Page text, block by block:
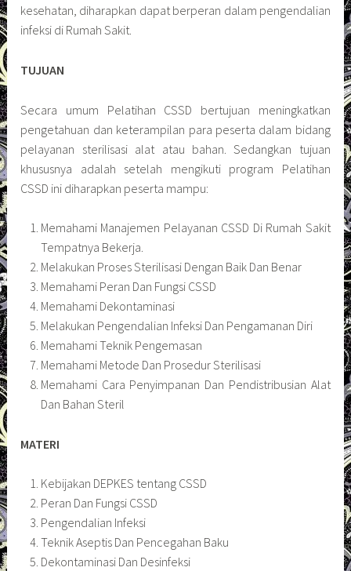
kesehatan, diharapkan dapat berperan dalam pengendalian
infeksi di Rumah Sakit.
TUJUAN
Secara umum Pelatihan CSSD bertujuan meningkatkan
pengetahuan dan keterampilan para peserta dalam bidang
pelayanan sterilisasi alat atau bahan. Sedangkan tujuan
khususnya adalah setelah mengikuti program Pelatihan
CSSD ini diharapkan peserta mampu:
Memahami Manajemen Pelayanan CSSD Di Rumah Sakit
Tempatnya Bekerja.
Melakukan Proses Sterilisasi Dengan Baik Dan Benar
Memahami Peran Dan Fungsi CSSD
Memahami Dekontaminasi
Melakukan Pengendalian Infeksi Dan Pengamanan Diri
Memahami Teknik Pengemasan
Memahami Metode Dan Prosedur Sterilisasi
Memahami Cara Penyimpanan Dan Pendistribusian Alat
Dan Bahan Steril
MATERI
Kebijakan DEPKES tentang CSSD
Peran Dan Fungsi CSSD
Pengendalian Infeksi
Teknik Aseptis Dan Pencegahan Baku
Dekontaminasi Dan Desinfeksi